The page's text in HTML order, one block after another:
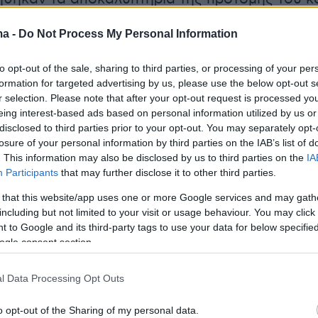
- Do Not Process My Personal Information
opt-out of the sale, sharing to third parties, or processing of your
for targeted advertising by us, please use the below opt-out
selection. Please note that after your opt-out request is processed
interest-based ads based on personal information utilized by us
to third parties prior to your opt-out. You may separately
of your personal information by third parties on the IAB’s list of
This information may also be disclosed by us to third parties on the
Participants that may further disclose it to other third parties.
that this website/app uses one or more Google services and may
but not limited to your visit or usage behaviour. You may
to Google and its third-party tags to use your data for below
consent section.
Data Processing Opt Outs
opt-out of the Sharing of my personal data.
τόσο τον τόπο καταγωγής του όσο και
παρευρέθηκαν εκτός από τα μέλη της
του, ο Μητροπολίτης Θηβών, Λεβαδείας και
ο Αντιπεριφερειάρχης Βοιωτίας κ.
ο Δήμαρχος Λεβαδέων κ. Δημήτρης
της Τοπικής Κοινότητας κ. Ιωάννης
και εκπρόσωποι της τοπικής
και της πολιτικής ζωής του τόπου.
επίσης οι βουλευτές
Βασίλειος Μουλκιώτης,
τον Πρόεδρο του ΠΑΣΟΚ Νίκο
, ο Νικόλαος Κτιστάκης, η